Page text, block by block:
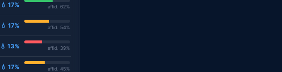
💧 17% affid. 62%
💧 17% affid. 54%
💧 13% affid. 39%
💧 17% affid. 45%